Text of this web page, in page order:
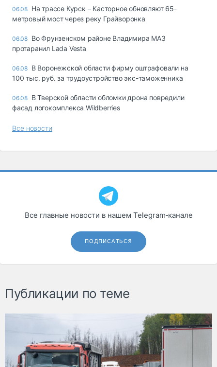
06.08 На трассе Курск – Касторное обновляют 65-
метровый мост через реку Грайворонка
06.08 Во Фрунзенском районе Владимира МАЗ
протаранил Lada Vesta
06.08 В Воронежской области фирму оштрафовали на
100 тыс. руб. за трудоустройство экс-таможенника
06.08 В Тверской области обломки дрона повредили
фасад логокомплекса Wildberries
Все новости
Все главные новости в нашем Telegram‑канале
ПОДПИСАТЬСЯ
Публикации по теме